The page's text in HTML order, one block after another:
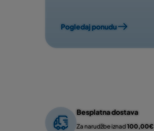
Pogledaj ponudu
Besplatna dostava
Za narudžbe iznad 100,00€